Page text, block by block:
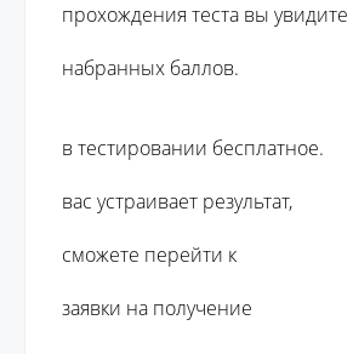
прохождения теста вы увидите
набранных баллов.
в тестировании бесплатное.
вас устраивает результат,
сможете перейти к
заявки на получение